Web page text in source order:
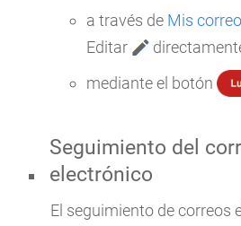
a través de Mis
Editar
mediante el botón
Seguimiento del
electrónico
El seguimiento de correos